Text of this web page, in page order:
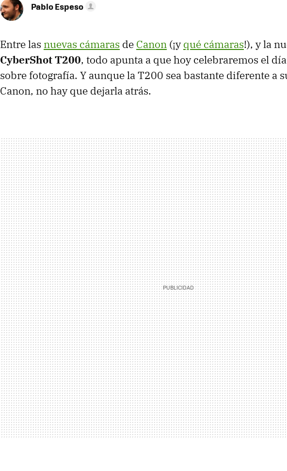
Pablo Espeso
Entre las nuevas cámaras de Canon (¡yqué cámaras!), y la
CyberShot T200, todo apunta a que hoy celebraremos el
sobre fotografía. Y aunque la T200 sea bastante diferente a
Canon, no hay que dejarla atrás.